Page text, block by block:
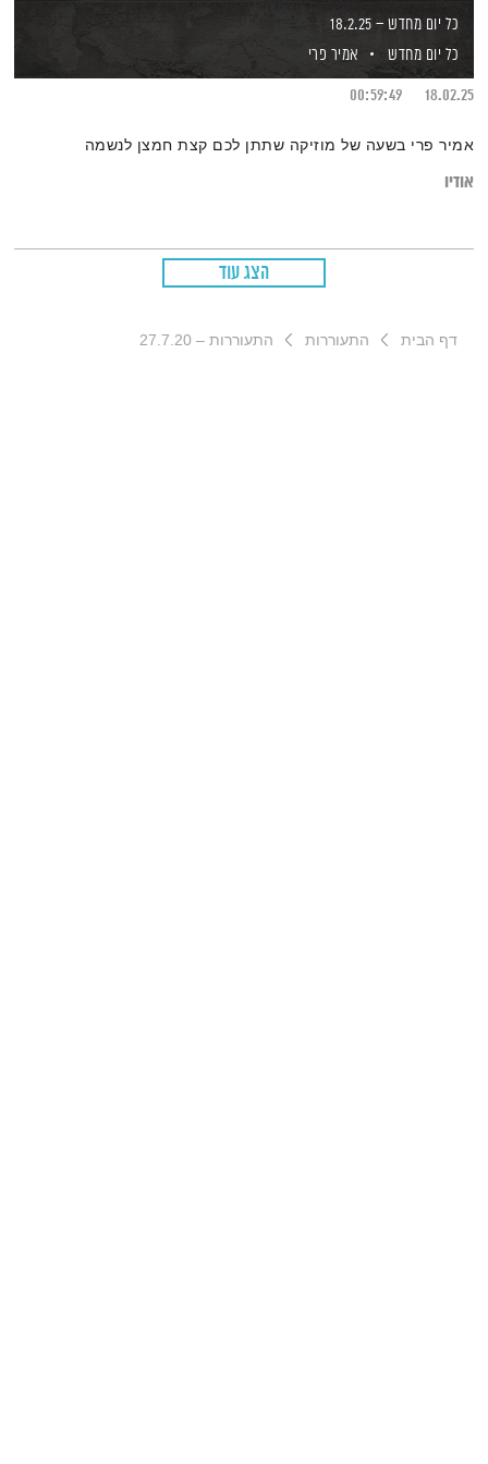
כל יום מחדש – 18.2.25
כל יום מחדש
אמיר פרי
18.02.25
00:59:49
אמיר פרי בשעה של מוזיקה שתתן לכם קצת חמצן לנשמה
אודיו
הצג עוד
דף הבית התעוררות התעוררות – 27.7.20